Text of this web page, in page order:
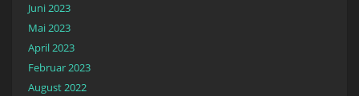
Juni 2023
Mai 2023
April 2023
Februar 2023
August 2022